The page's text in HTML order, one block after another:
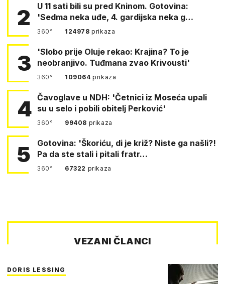
2
U 11 sati bili su pred Kninom. Gotovina:
'Sedma neka uđe, 4. gardijska neka g…
360° 124978prikaza
3
'Slobo prije Oluje rekao: Krajina? To je
neobranjivo. Tuđmana zvao Krivousti'
360° 109064prikaza
4 Čavoglave u NDH: 'Četnici iz Moseća upali
su u selo i pobili obitelj Perković'
360° 99408 prikaza
5
Gotovina: 'Škoriću, di je križ? Niste ga našli?!
Pa da ste stali i pitali fratr…
360° 67322 prikaza
VEZANI ČLANCI
DORIS LESSING